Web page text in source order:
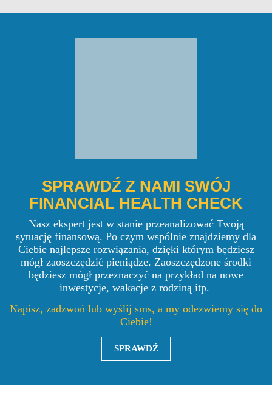
SPRAWDŹ Z NAMI SWÓJ
FINANCIAL HEALTH CHECK
Nasz ekspert jest w stanie przeanalizować Twoją
sytuację finansową. Po czym wspólnie znajdziemy dla
Ciebie najlepsze rozwiązania, dzięki którym będziesz
mógł zaoszczędzić pieniądze. Zaoszczędzone środki
będziesz mógł przeznaczyć na przykład na nowe
inwestycje, wakacje z rodziną itp.
Napisz, zadzwoń lub wyślij sms, a my odezwiemy się do
Ciebie!
SPRAWDŹ